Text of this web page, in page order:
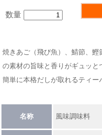
数量
焼きあご（飛び魚）、鯖節、
の素材の旨味と香りがギュッ
簡単に本格だしが取れるティー
名称 風味調味料